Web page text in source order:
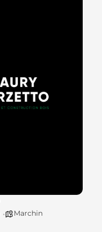
Marchin